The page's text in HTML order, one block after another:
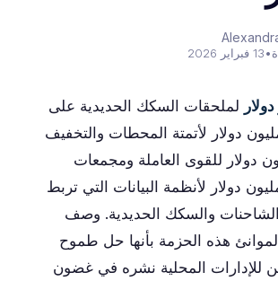
•13 فبراير 2026
لملحقات السكك الحديدية على
و800 مليون دولار لأتمتة المحطات والتخفيف
و500 مليون دولار للقوى العاملة ومجمعات
و200 مليون دولار لأنظمة البيانات التي تربط
والسكك الحديدية. وصف
هذه الحزمة بأنها حل طموح
للإدارات المحلية نشره في غضون